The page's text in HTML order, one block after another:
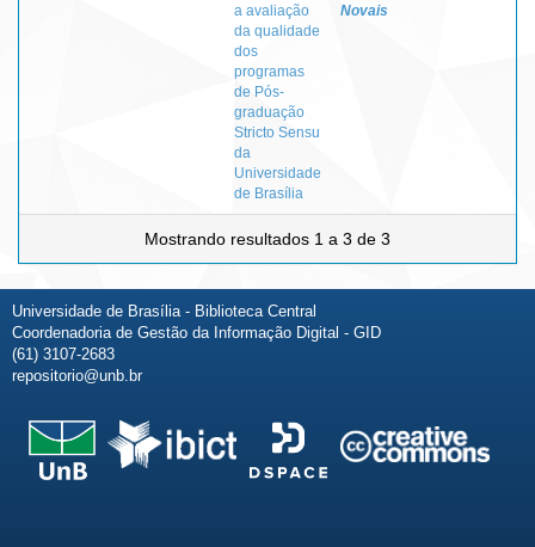
a avaliação
da qualidade
dos
programas
de Pós-
graduação
Stricto Sensu
da
Universidade
de Brasília
Novais
Mostrando resultados 1 a 3 de 3
Universidade de Brasília - Biblioteca Central
Coordenadoria de Gestão da Informação Digital - GID
(61) 3107-2683
repositorio@unb.br